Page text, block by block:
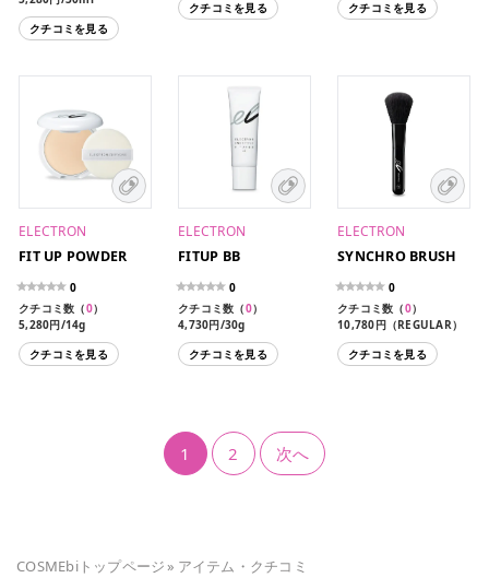
クチコミを見る
クチコミを見る
クチコミを見る
ELECTRON
FIT UP POWDER
0
クチコミ数（0）
5,280円/14g
クチコミを見る
ELECTRON
FITUP BB
0
クチコミ数（0）
4,730円/30g
クチコミを見る
ELECTRON
SYNCHRO BRUSH
0
クチコミ数（0）
10,780円（REGULAR）
14,080円（LARGE）
クチコミを見る
1 2 次へ
COSMEbiトップページ» アイテム・クチコミ